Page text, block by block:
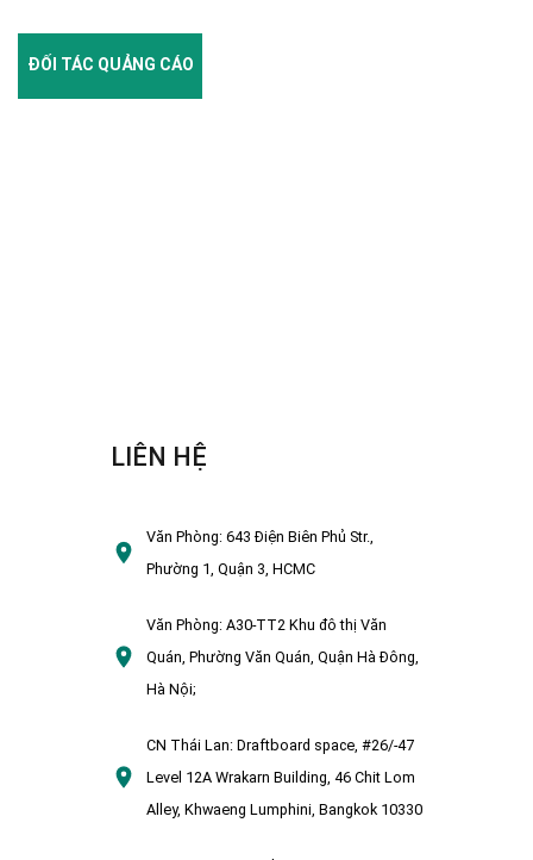
ĐỐI TÁC QUẢNG CÁO
LIÊN HỆ
Văn Phòng:643 Điện Biên Phủ Str.,
Phường 1, Quận 3, HCMC
Văn Phòng:A30-TT2 Khu đô thị Văn
Quán, Phường Văn Quán, Quận Hà Đông,
Hà Nội;
CN Thái Lan: Draftboard space, #26/-47
Level 12A Wrakarn Building, 46 Chit Lom
Alley, Khwaeng Lumphini, Bangkok 10330